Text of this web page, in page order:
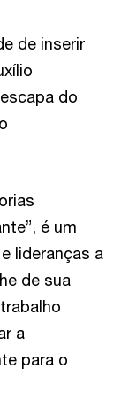
de inserir
do
é um
lideranças a
de sua
a
para o